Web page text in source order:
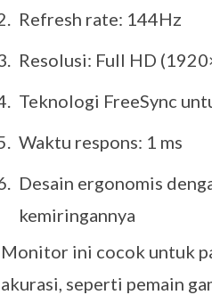
Refresh rate: 144Hz
Resolusi: Full HD
Teknologi FreeSync
Waktu respons: 1 ms
Desain ergonomis
kemiringannya
Monitor ini cocok untuk
akurasi, seperti pemain